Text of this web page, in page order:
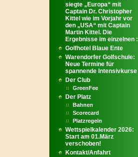
siegte „Europa“ mit
Captain Dr. Christopher
Kittel wie im Vorjahr vor
den „USA“ mit Captain
Martin Kittel. Die
Ergebnisse im einzelnen :
Golfhotel Blaue Ente
Warendorfer Golfschule:
Neue Termine für
spannende Intensivkurse
Der Club
GreenFee
Der Platz
Bahnen
Scorecard
Platzregeln
Wettspielkalender 2026:
Start am 01.März
verschoben!
Kontakt/Anfahrt